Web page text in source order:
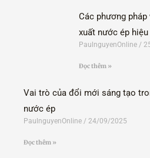
Các phương pháp
xuất nước ép hiệu
PaulnguyenOnline
Đọc thêm »
Vai trò của đổi mới sáng tạo
nước ép
PaulnguyenOnline 24/09/2025
Đọc thêm »